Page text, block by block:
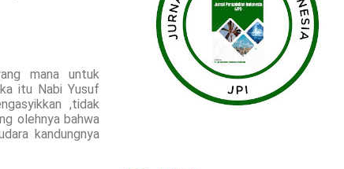
mana untuk
itu Nabi Yusuf
,tidak
olehnya bahwa
kandungnya